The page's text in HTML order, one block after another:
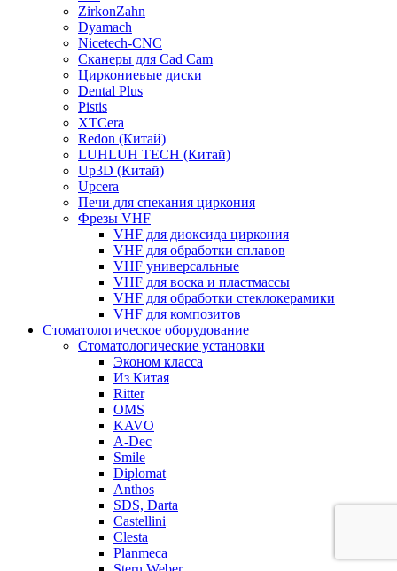
ZirkonZahn
Dyamach
Nicetech-CNC
Сканеры для Cad Cam
Циркониевые диски
Dental Plus
Pistis
XTCera
Redon (Китай)
LUHLUH TECH (Китай)
Up3D (Китай)
Upcera
Печи для спекания циркония
Фрезы VHF
VHF для диоксида циркония
VHF для обработки сплавов
VHF универсальные
VHF для воска и пластмассы
VHF для обработки стеклокерамики
VHF для композитов
Стоматологическое оборудование
Стоматологические установки
Эконом класса
Из Китая
Ritter
OMS
KAVO
A-Dec
Smile
Diplomat
Anthos
SDS, Darta
Castellini
Clesta
Planmeca